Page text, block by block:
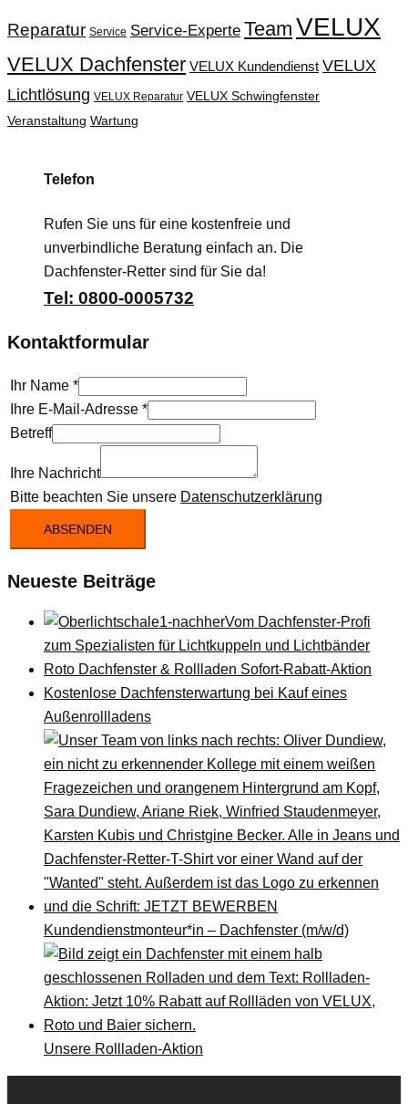
Reparatur Service Service-Experte Team VELUX
VELUX Dachfenster VELUX Kundendienst VELUX
Lichtlösung VELUX Reparatur VELUX Schwingfenster
Veranstaltung Wartung
Telefon
Rufen Sie uns für eine kostenfreie und
unverbindliche Beratung einfach an. Die
Dachfenster-Retter sind für Sie da!
Tel: 0800-0005732
Kontaktformular
Ihr Name *
Ihre E-Mail-Adresse *
Betreff
Ihre Nachricht
Bitte beachten Sie unsere Datenschutzerklärung
ABSENDEN
Neueste Beiträge
Vom Dachfenster-Profi
zum Spezialisten für Lichtkuppeln und Lichtbänder
Roto Dachfenster & Rollladen Sofort-Rabatt-Aktion
Kostenlose Dachfensterwartung bei Kauf eines
Außenrollladens
Kundendienstmonteur*in – Dachfenster (m/w/d)
Unsere Rollladen-Aktion